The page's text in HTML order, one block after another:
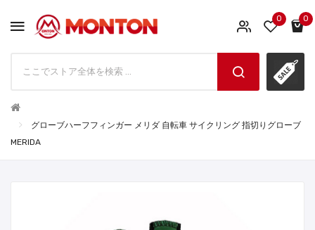
0 0
グローブハーフフィンガー メリダ 自転車 サイクリング 指切りグローブ
MERIDA